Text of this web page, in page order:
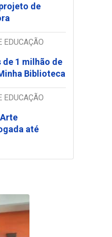
de
EDUCAÇÃO
1 milhão de
Biblioteca
EDUCAÇÃO
até